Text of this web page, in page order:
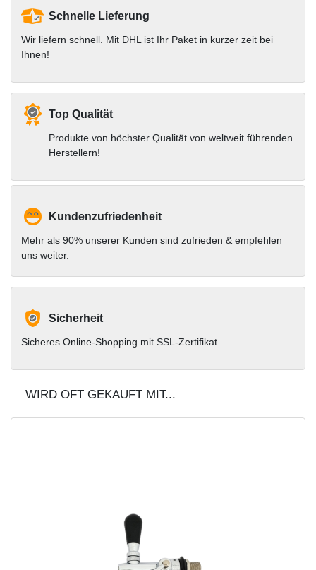
Schnelle Lieferung
Wir liefern schnell. Mit DHL ist Ihr Paket in kurzer zeit bei
Ihnen!
Top Qualität
Produkte von höchster Qualität von weltweit führenden
Herstellern!
Kundenzufriedenheit
Mehr als 90% unserer Kunden sind zufrieden & empfehlen
uns weiter.
Sicherheit
Sicheres Online-Shopping mit SSL-Zertifikat.
WIRD OFT GEKAUFT MIT...